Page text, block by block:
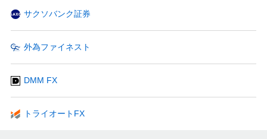
サクソバンク証券
外為ファイネスト
DMM FX
トライオートFX